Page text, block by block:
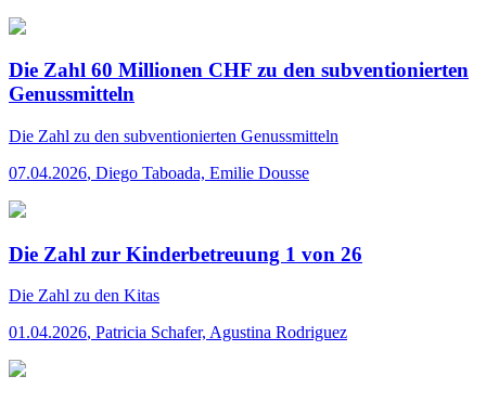
Die Zahl 60 Millionen CHF zu den subventionierten
Genussmitteln
Die Zahl zu den subventionierten Genussmitteln
07.04.2026, Diego Taboada, Emilie Dousse
Die Zahl zur Kinderbetreuung 1 von 26
Die Zahl zu den Kitas
01.04.2026, Patricia Schafer, Agustina Rodriguez